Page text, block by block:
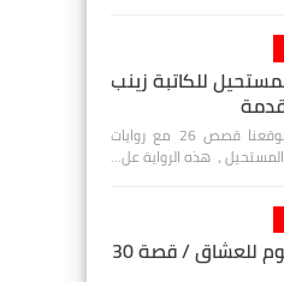
للكاتبة زينب
مرحباً بكم أصدقائي وأحبابي في موقعنا قصص 26 مع روايات
، هذه الرواية عل…
حواديت قبل النوم للعشاق / قصة 30